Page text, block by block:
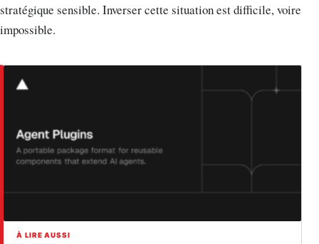
stratégique sensible. Inverser cette situation est difficile, voire
impossible.
À LIRE AUSSI